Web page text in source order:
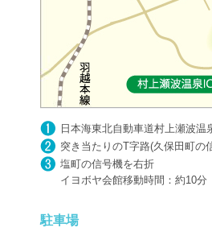
日本海東北自動車道村上瀬波
突き当たりのT字路(久保田町の
塩町の信号機を右折
イヨボヤ会館移動時間：約10分
駐車場